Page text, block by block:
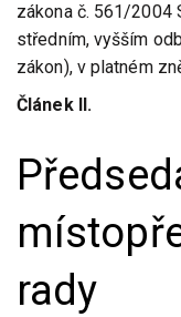
zákona č. 561/2004
středním, vyšším
zákon), v platném
Článek II.
rady